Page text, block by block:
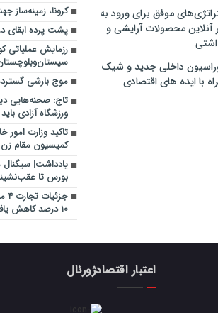
موفق برای ورود به
آنلاین محصولات آرایشی و
داخلی جدید و شیک
با ایده های اقتصادی
کرونا، زمینه‌ساز
پشت پرده ابقای
رزمایش عملیاتی
موج بارشی
تاج: صحنه‌هایی
ورزشگاه آزادی
تاکید وزارت امور
کمیسیون مقام زن
یادداشت|
بورس تا
۱۰ درصد کاهش یافت
اعتبار اقتصادژورنال